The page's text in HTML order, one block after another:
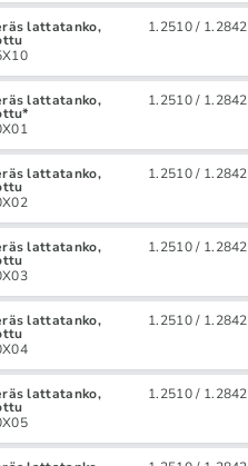
lattatanko, 1.2510 / 1.2842
lattatanko, 1.2510 / 1.2842
lattatanko, 1.2510 / 1.2842
lattatanko, 1.2510 / 1.2842
lattatanko, 1.2510 / 1.2842
lattatanko, 1.2510 / 1.2842